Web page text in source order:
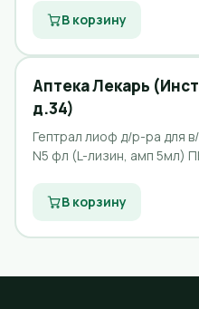
В корзину
Аптека Лекарь
д.34)
Гептрал лиоф д/р-ра для
N5 фл (L-лизин, амп 5мл)
В корзину